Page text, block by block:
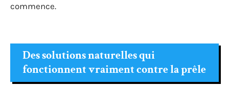
commence.
Des solutions naturelles qui
fonctionnent vraiment contre la prêle